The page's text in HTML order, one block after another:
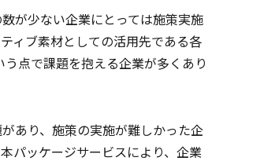
が少ない企業にとっては施策実施
ィブ素材としての活用先である各
点で課題を抱える企業が多くあり
あり、施策の実施が難しかった企
パッケージサービスにより、企業